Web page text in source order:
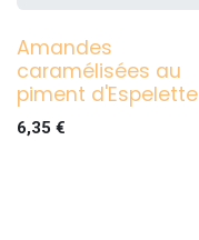
Amandes
caramélisées au
piment d'Espelette
6,35 €